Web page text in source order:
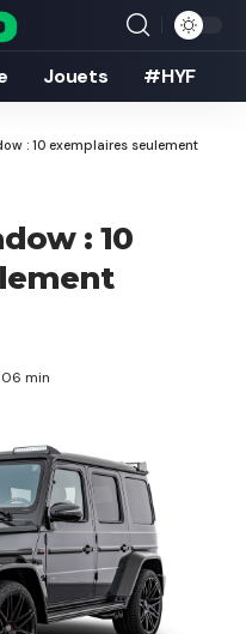
Jouets #HYF
: 10 exemplaires seulement
: 10
06 min